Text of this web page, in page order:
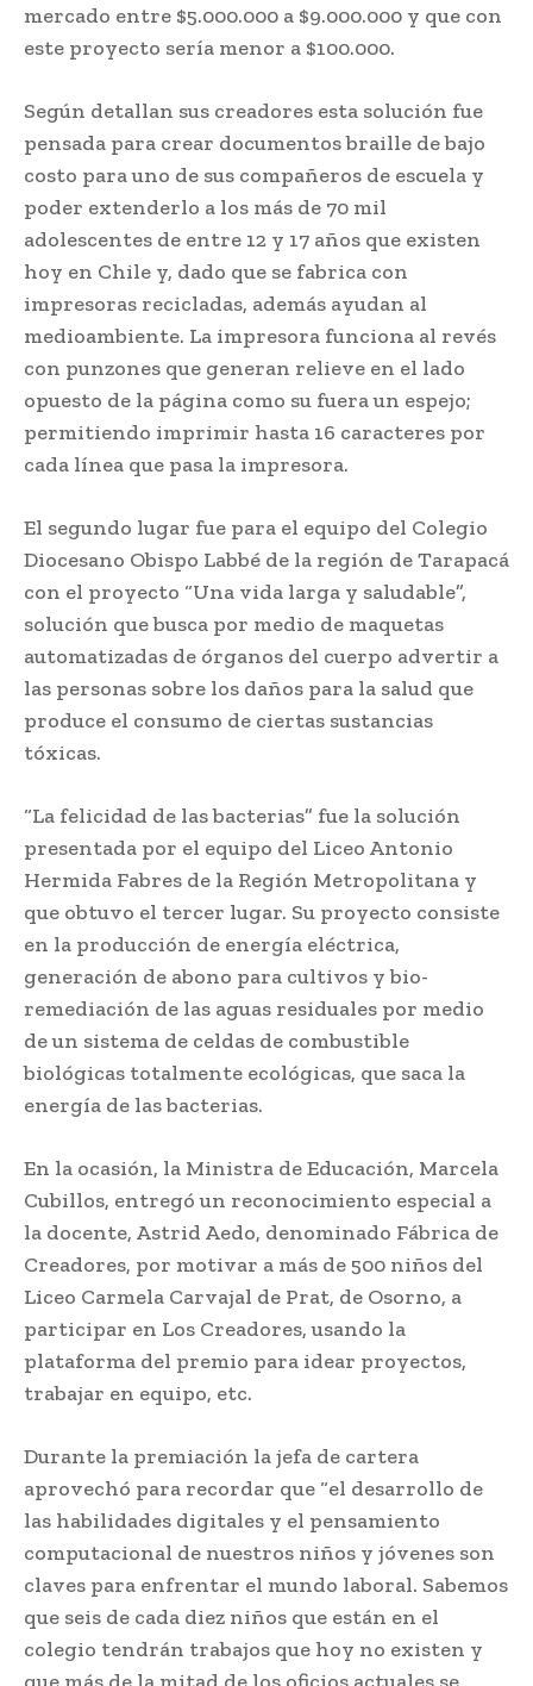
mercado entre $5.000.000 a $9.000.000 y que con
este proyecto sería menor a $100.000.
Según detallan sus creadores esta solución fue
pensada para crear documentos braille de bajo
costo para uno de sus compañeros de escuela y
poder extenderlo a los más de 70 mil
adolescentes de entre 12 y 17 años que existen
hoy en Chile y, dado que se fabrica con
impresoras recicladas, además ayudan al
medioambiente. La impresora funciona al revés
con punzones que generan relieve en el lado
opuesto de la página como su fuera un espejo;
permitiendo imprimir hasta 16 caracteres por
cada línea que pasa la impresora.
El segundo lugar fue para el equipo del Colegio
Diocesano Obispo Labbé de la región de Tarapacá
con el proyecto “Una vida larga y saludable”,
solución que busca por medio de maquetas
automatizadas de órganos del cuerpo advertir a
las personas sobre los daños para la salud que
produce el consumo de ciertas sustancias
tóxicas.
“La felicidad de las bacterias” fue la solución
presentada por el equipo del Liceo Antonio
Hermida Fabres de la Región Metropolitana y
que obtuvo el tercer lugar. Su proyecto consiste
en la producción de energía eléctrica,
generación de abono para cultivos y bio-
remediación de las aguas residuales por medio
de un sistema de celdas de combustible
biológicas totalmente ecológicas, que saca la
energía de las bacterias.
En la ocasión, la Ministra de Educación, Marcela
Cubillos, entregó un reconocimiento especial a
la docente, Astrid Aedo, denominado Fábrica de
Creadores, por motivar a más de 500 niños del
Liceo Carmela Carvajal de Prat, de Osorno, a
participar en Los Creadores, usando la
plataforma del premio para idear proyectos,
trabajar en equipo, etc.
Durante la premiación la jefa de cartera
aprovechó para recordar que “el desarrollo de
las habilidades digitales y el pensamiento
computacional de nuestros niños y jóvenes son
claves para enfrentar el mundo laboral. Sabemos
que seis de cada diez niños que están en el
colegio tendrán trabajos que hoy no existen y